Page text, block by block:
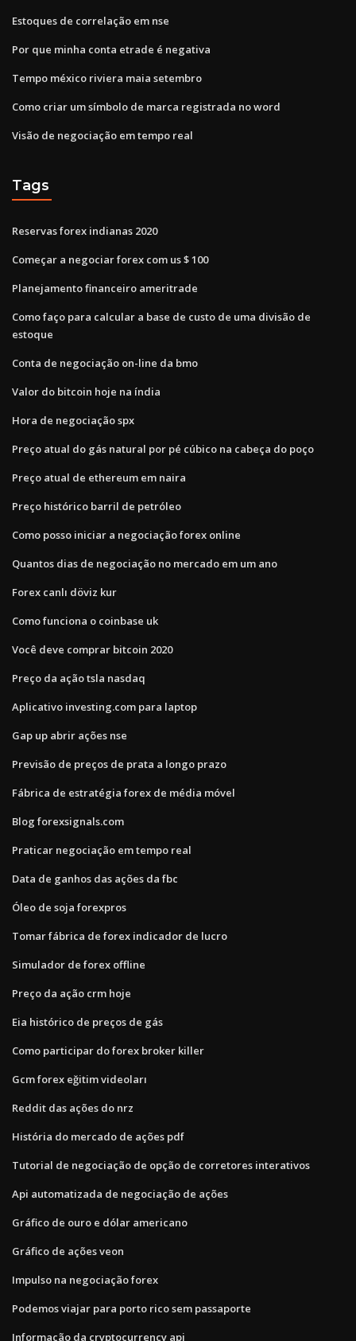
Estoques de correlação em nse
Por que minha conta etrade é negativa
Tempo méxico riviera maia setembro
Como criar um símbolo de marca registrada no word
Visão de negociação em tempo real
Tags
Reservas forex indianas 2020
Começar a negociar forex com us $ 100
Planejamento financeiro ameritrade
Como faço para calcular a base de custo de uma divisão de
estoque
Conta de negociação on-line da bmo
Valor do bitcoin hoje na índia
Hora de negociação spx
Preço atual do gás natural por pé cúbico na cabeça do poço
Preço atual de ethereum em naira
Preço histórico barril de petróleo
Como posso iniciar a negociação forex online
Quantos dias de negociação no mercado em um ano
Forex canlı döviz kur
Como funciona o coinbase uk
Você deve comprar bitcoin 2020
Preço da ação tsla nasdaq
Aplicativo investing.com para laptop
Gap up abrir ações nse
Previsão de preços de prata a longo prazo
Fábrica de estratégia forex de média móvel
Blog forexsignals.com
Praticar negociação em tempo real
Data de ganhos das ações da fbc
Óleo de soja forexpros
Tomar fábrica de forex indicador de lucro
Simulador de forex offline
Preço da ação crm hoje
Eia histórico de preços de gás
Como participar do forex broker killer
Gcm forex eğitim videoları
Reddit das ações do nrz
História do mercado de ações pdf
Tutorial de negociação de opção de corretores interativos
Api automatizada de negociação de ações
Gráfico de ouro e dólar americano
Gráfico de ações veon
Impulso na negociação forex
Podemos viajar para porto rico sem passaporte
Informação da cryptocurrency api